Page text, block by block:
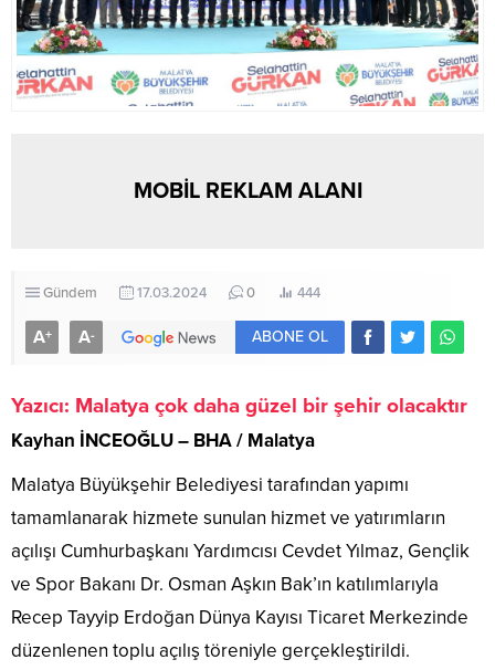
MOBİL REKLAM ALANI
Gündem 17.03.2024 0 444
A+ A- ABONE OL
Yazıcı: Malatya çok daha güzel bir şehir olacaktır
Kayhan İNCEOĞLU – BHA / Malatya
Malatya Büyükşehir Belediyesi tarafından yapımı
tamamlanarak hizmete sunulan hizmet ve yatırımların
açılışı Cumhurbaşkanı Yardımcısı Cevdet Yılmaz, Gençlik
ve Spor Bakanı Dr. Osman Aşkın Bak’ın katılımlarıyla
Recep Tayyip Erdoğan Dünya Kayısı Ticaret Merkezinde
düzenlenen toplu açılış töreniyle gerçekleştirildi.